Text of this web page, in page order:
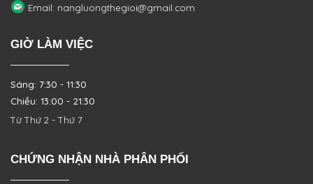
Email: nangluongthegioi@gmail.com
GIỜ LÀM VIỆC
Sáng: 7:30 - 11:30
Chiều: 13:00 - 21:30
Từ Thứ 2 - Thứ 7
CHỨNG NHẬN NHÀ PHÂN PHỐI